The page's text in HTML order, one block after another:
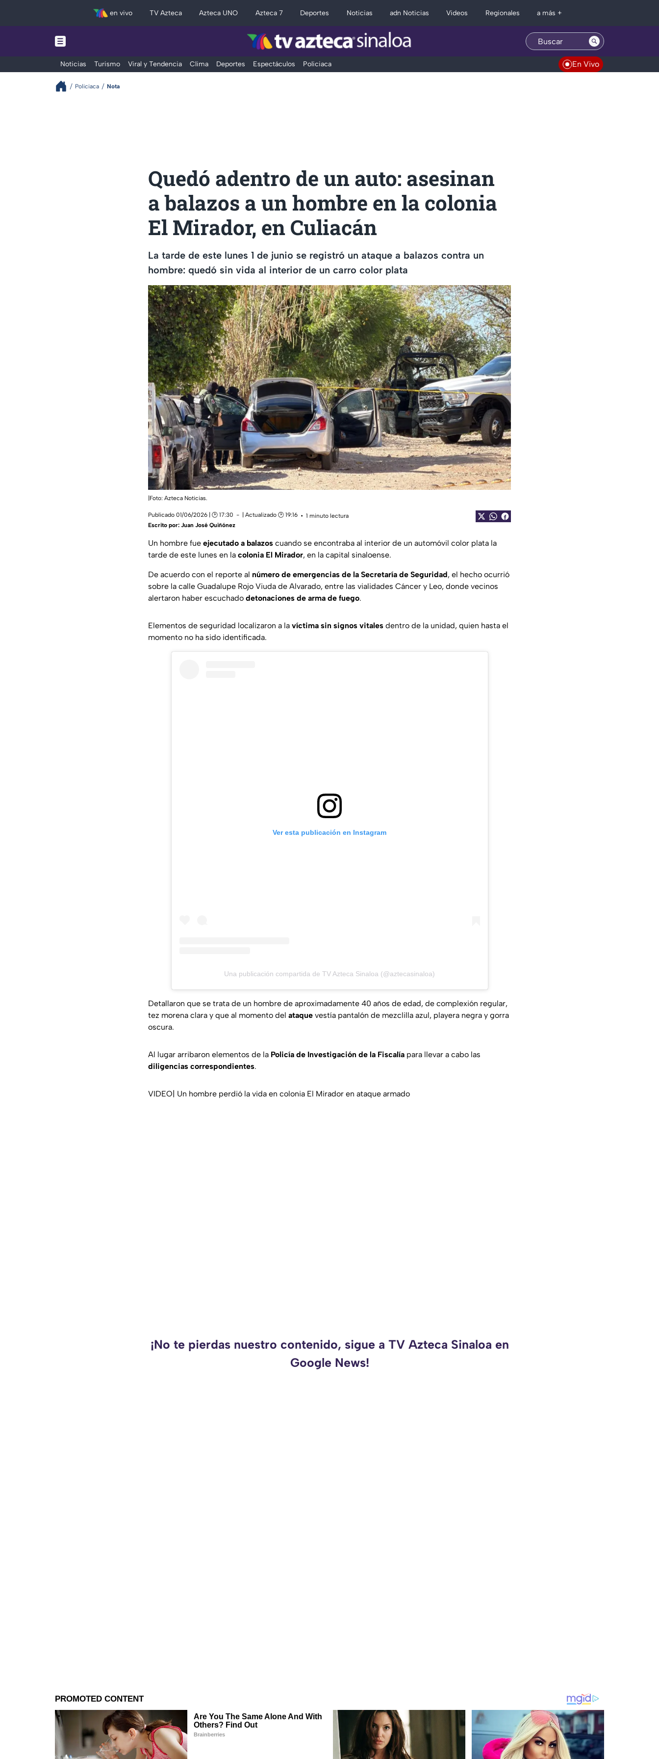
en vivo TV Azteca Azteca UNO Azteca 7 Deportes Noticias adn Noticias Videos Regionales a más +
Noticias Turismo Viral y Tendencia Clima Deportes Espectáculos Policiaca En Vivo
Policiaca Nota
Quedó adentro de un auto: asesinan
a balazos a un hombre en la colonia
El Mirador, en Culiacán
La tarde de este lunes 1 de junio se registró un ataque a balazos contra un
hombre: quedó sin vida al interior de un carro color plata
|Foto: Azteca Noticias.
Publicado 01/06/2026 | 🕑 17:30 | Actualizado 🕑 19:16
1 minuto lectura
Escrito por: Juan José Quiñónez
Un hombre fue ejecutado a balazos cuando se encontraba al interior de un automóvil color plata la
tarde de este lunes en la colonia El Mirador, en la capital sinaloense.
De acuerdo con el reporte al número de emergencias de la Secretaría de Seguridad, el hecho ocurrió
sobre la calle Guadalupe Rojo Viuda de Alvarado, entre las vialidades Cáncer y Leo, donde vecinos
alertaron haber escuchado detonaciones de arma de fuego.
Elementos de seguridad localizaron a la víctima sin signos vitales dentro de la unidad, quien hasta el
momento no ha sido identificada.
Ver esta publicación en Instagram
Una publicación compartida de TV Azteca Sinaloa (@aztecasinaloa)
Detallaron que se trata de un hombre de aproximadamente 40 años de edad, de complexión regular,
tez morena clara y que al momento del ataque vestía pantalón de mezclilla azul, playera negra y gorra
oscura.
Al lugar arribaron elementos de la Policía de Investigación de la Fiscalía para llevar a cabo las
diligencias correspondientes.
VIDEO| Un hombre perdió la vida en colonia El Mirador en ataque armado
¡No te pierdas nuestro contenido, sigue a TV Azteca Sinaloa en
Google News!